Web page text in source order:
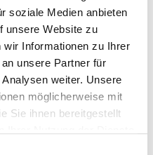
soziale Medien anbieten
unsere Website zu
wir Informationen zu Ihrer
unsere Partner für
weiter. Unsere
möglicherweise mit
Sie ihnen bereitgestellt
Die Steyler Ethik
Ausarbeitung der
möglich, dass sie auch
sprechen